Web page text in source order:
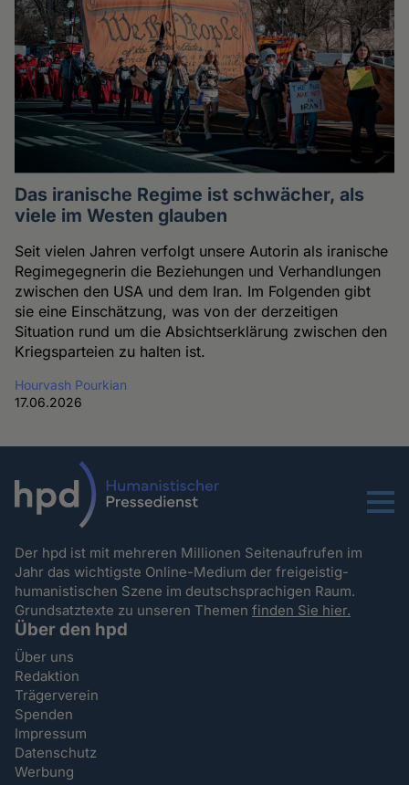
Das iranische Regime ist schwächer, als
viele im Westen glauben
Seit vielen Jahren verfolgt unsere Autorin als iranische
Regimegegnerin die Beziehungen und Verhandlungen
zwischen den USA und dem Iran. Im Folgenden gibt
sie eine Einschätzung, was von der derzeitigen
Situation rund um die Absichtserklärung zwischen den
Kriegsparteien zu halten ist.
Hourvash Pourkian
17.06.2026
Menu
Der hpd ist mit mehreren Millionen Seitenaufrufen im
Jahr das wichtigste Online-Medium der freigeistig-
humanistischen Szene im deutschsprachigen Raum.
Grundsatztexte zu unseren Themenfinden Sie hier.
Über den hpd
Über uns
Redaktion
Trägerverein
Spenden
Impressum
Datenschutz
Werbung